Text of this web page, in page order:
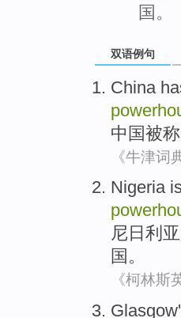
国。
双语例句
China
中国被
《牛津词
Nigeria
尼日利亚
国 。
《柯林斯
Glasgow